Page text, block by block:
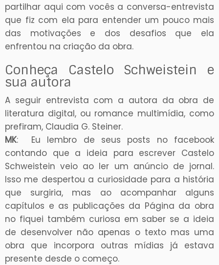
partilhar aqui com vocês a conversa-entrevista
que fiz com ela para entender um pouco mais
das motivações e dos desafios que ela
enfrentou na criação da obra.
Conheça Castelo Schweistein e
sua autora
A seguir entrevista com a autora da obra de
literatura digital, ou romance multimídia, como
prefiram, Claudia G. Steiner.
MK: Eu lembro de seus posts no facebook
contando que a ideia para escrever Castelo
Schweistein veio ao ler um anúncio de jornal.
Isso me despertou a curiosidade para a história
que surgiria, mas ao acompanhar alguns
capítulos e as publicações da Página da obra
no fiquei também curiosa em saber se a ideia
de desenvolver não apenas o texto mas uma
obra que incorpora outras mídias já estava
presente desde o começo.